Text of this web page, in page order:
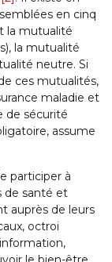
en cinq
la mutualité
la mutualité
neutre. Si
ces mutualités,
maladie et
de sécurité
assume
participer à
de santé et
auprès de leurs
octroi